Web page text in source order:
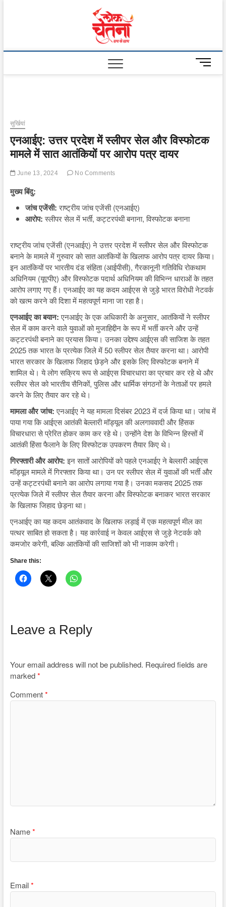
M
e
t
सुर्खियां
एनआईए: उत्तर प्रदेश में स्लीपर सेल और विस्फोटक
मामले में सात आतंकियों पर आरोप पत्र दायर
June 13, 2024 No Comments
मुख्य बिंदु:
जांच एजेंसी:राष्ट्रीय जांच एजेंसी (एनआईए)
आरोप:स्लीपर सेल में भर्ती, कट्टरपंथी बनाना, विस्फोटक बनाना
राष्ट्रीय जांच एजेंसी (एनआईए) ने उत्तर प्रदेश में स्लीपर सेल और विस्फोटक
बनाने के मामले में गुरुवार को सात आतंकियों के खिलाफ आरोप पत्र दायर किया।
इन आतंकियों पर भारतीय दंड संहिता (आईपीसी), गैरकानूनी गतिविधि रोकथाम
अधिनियम (यूएपीए) और विस्फोटक पदार्थ अधिनियम की विभिन्न धाराओं के तहत
आरोप लगाए गए हैं। एनआईए का यह कदम आईएस से जुड़े भारत विरोधी नेटवर्क
को खत्म करने की दिशा में महत्वपूर्ण माना जा रहा है।
एनआईए का बयान:एनआईए के एक अधिकारी के अनुसार, आतंकियों ने स्लीपर
सेल में काम करने वाले युवाओं को मुजाहिद्दीन के रूप में भर्ती करने और उन्हें
कट्टरपंथी बनाने का प्रयास किया। उनका उद्देश्य आईएस की साजिश के तहत
2025 तक भारत के प्रत्येक जिले में 50 स्लीपर सेल तैयार करना था। आरोपी
भारत सरकार के खिलाफ जिहाद छेड़ने और इसके लिए विस्फोटक बनाने में
शामिल थे। ये लोग सक्रिय रूप से आईएस विचारधारा का प्रचार कर रहे थे और
स्लीपर सेल को भारतीय सैनिकों, पुलिस और धार्मिक संगठनों के नेताओं पर हमले
करने के लिए तैयार कर रहे थे।
मामला और जांच:एनआईए ने यह मामला दिसंबर 2023 में दर्ज किया था। जांच में
पाया गया कि आईएस आतंकी बेल्लारी मॉड्यूल की अलगाववादी और हिंसक
विचारधारा से प्रेरित होकर काम कर रहे थे। उन्होंने देश के विभिन्न हिस्सों में
आतंकी हिंसा फैलाने के लिए विस्फोटक उपकरण तैयार किए थे।
गिरफ्तारी और आरोप:इन सातों आरोपियों को पहले एनआईए ने बेल्लारी आईएस
मॉड्यूल मामले में गिरफ्तार किया था। उन पर स्लीपर सेल में युवाओं की भर्ती और
उन्हें कट्टरपंथी बनाने का आरोप लगाया गया है। उनका मकसद 2025 तक
प्रत्येक जिले में स्लीपर सेल तैयार करना और विस्फोटक बनाकर भारत सरकार
के खिलाफ जिहाद छेड़ना था।
एनआईए का यह कदम आतंकवाद के खिलाफ लड़ाई में एक महत्वपूर्ण मील का
पत्थर साबित हो सकता है। यह कार्रवाई न केवल आईएस से जुड़े नेटवर्क को
कमजोर करेगी, बल्कि आतंकियों की साजिशों को भी नाकाम करेगी।
Share this:
Leave a Reply
Your email address will not be published. Required fields are
marked*
Comment*
Name*
Email*